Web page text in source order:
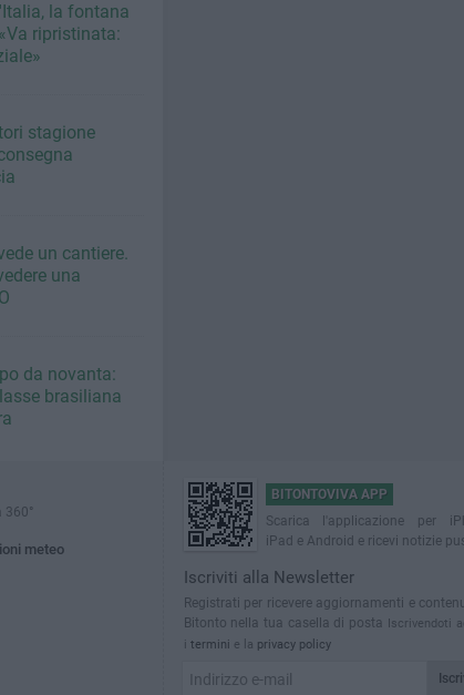
la fontana
ripristinata:
stagione
un cantiere.
una
da novanta:
brasiliana
360°
meteo
BITONTOVIVA APP
Scarica l'applicazione per
iPad e Android e ricevi notizie
Iscriviti alla Newsletter
Registrati per ricevere aggiornamenti e
Bitonto nella tua casella di posta Iscrivendoti
i termini e la privacy policy